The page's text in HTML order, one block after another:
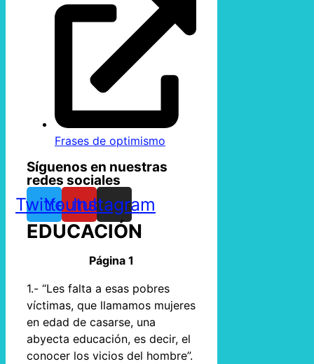
Frases de optimismo
Síguenos en nuestras
redes sociales
TwitterYoutube
Instagram
EDUCACIÓN
Página 1
1.- “Les falta a esas pobres
víctimas, que llamamos mujeres
en edad de casarse, una
abyecta educación, es decir, el
conocer los vicios del hombre”.